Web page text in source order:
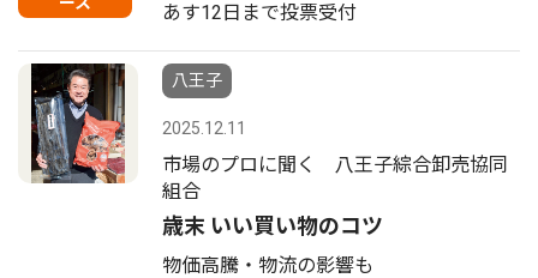
あす12日まで投票受付
八王子
2025.12.11
市場のプロに聞く 八王子綜合卸売協同
組合
歳末 いい買い物のコツ
物価高騰・物流の影響も